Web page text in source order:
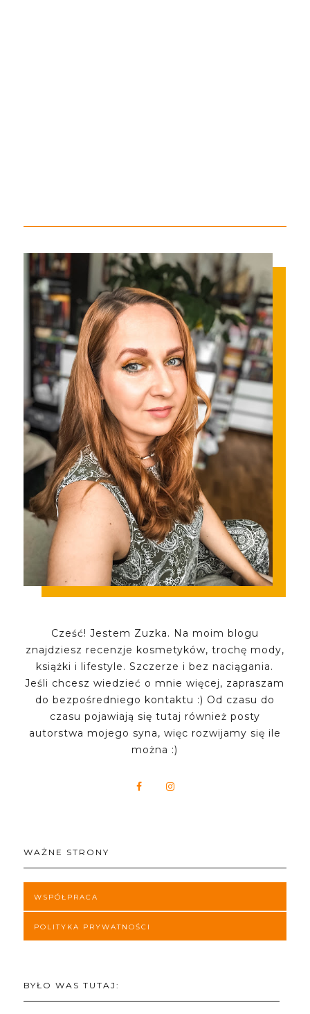
Cześć! Jestem Zuzka. Na moim blogu
znajdziesz recenzje kosmetyków, trochę mody,
książki i lifestyle. Szczerze i bez naciągania.
Jeśli chcesz wiedzieć o mnie więcej, zapraszam
do bezpośredniego kontaktu :) Od czasu do
czasu pojawiają się tutaj również posty
autorstwa mojego syna, więc rozwijamy się ile
można :)
WAŻNE STRONY
WSPÓŁPRACA
POLITYKA PRYWATNOŚCI
BYŁO WAS TUTAJ: